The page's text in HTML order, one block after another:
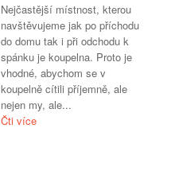
Nejčastější místnost, kterou
navštěvujeme jak po příchodu
do domu tak i při odchodu k
spánku je koupelna. Proto je
vhodné, abychom se v
koupelně cítili příjemně, ale
nejen my, ale...
Čti více